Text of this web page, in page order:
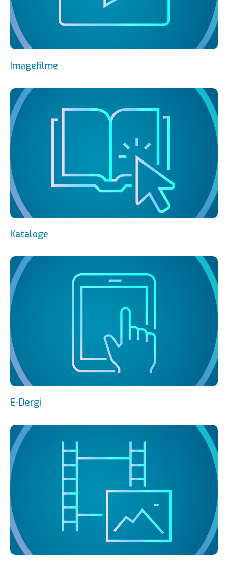
E-Dergi
Galerie
Sponsoring
Genehmigungszertifikat für Medizintourismus
Imagefilme
Kataloge
E-Dergi